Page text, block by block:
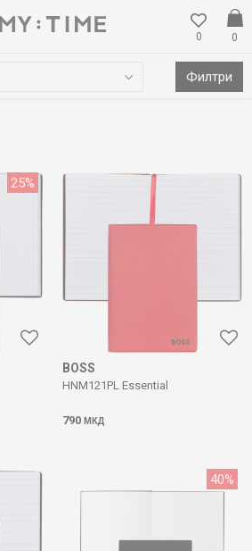
0
0
ДОСТАВА НАД 3000 ден Филтри
25%
BOSS
HNM121PL Essential
790 МКД
40%